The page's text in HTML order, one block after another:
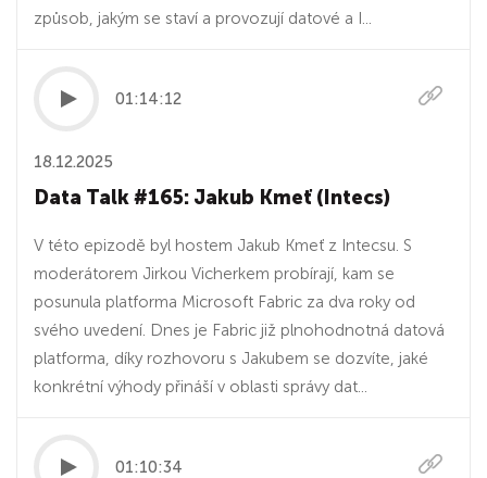
způsob, jakým se staví a provozují datové a I...
01:14:12
18.12.2025
Data Talk #165: Jakub Kmeť (Intecs)
V této epizodě byl hostem Jakub Kmeť z Intecsu. S
moderátorem Jirkou Vicherkem probírají, kam se
posunula platforma Microsoft Fabric za dva roky od
svého uvedení. Dnes je Fabric již plnohodnotná datová
platforma, díky rozhovoru s Jakubem se dozvíte, jaké
konkrétní výhody přináší v oblasti správy dat...
01:10:34